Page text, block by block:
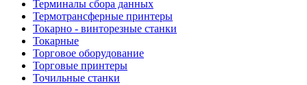
Терминалы сбора данных
Термотрансферные принтеры
Токарно - винторезные станки
Токарные
Торговое оборудование
Торговые принтеры
Точильные станки